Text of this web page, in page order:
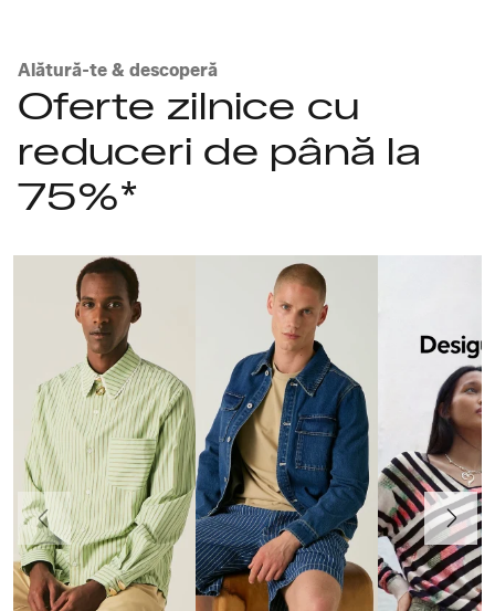
Alătură-te & descoperă
Oferte zilnice cu
reduceri de până la
75%*
Anterior Înainte